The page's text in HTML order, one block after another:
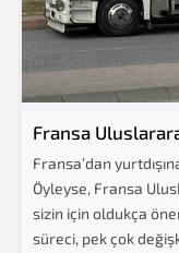
Fransa
Fransa’dan
Öyleyse, Fransa
sizin için oldukça
süreci, pek çok